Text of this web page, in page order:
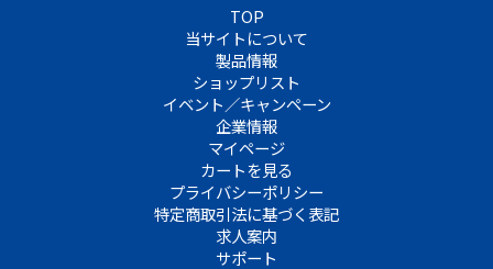
TOP
当サイトについて
製品情報
ショップリスト
イベント／キャンペーン
企業情報
マイページ
カートを見る
プライバシーポリシー
特定商取引法に基づく表記
求人案内
サポート